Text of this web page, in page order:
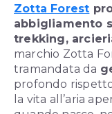
Zotta Forest
abbigliamento
trekking,
marchio Zotta
tramandata da
profondo
la vita all’aria